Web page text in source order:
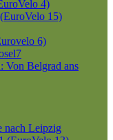
4)
15)
6)
Von Belgrad ans
nach Leipzig